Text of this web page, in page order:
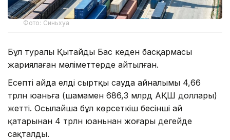
Фото: Синьхуа
Бұл туралы Қытайдың Бас кеден басқармасы
жариялаған мәліметтерде айтылған.
Есепті айда елдің сыртқы сауда айналымы 4,66
трлн юаньға (шамамен 686,3 млрд АҚШ доллары)
жетті. Осылайша бұл көрсеткіш бесінші ай
қатарынан 4 трлн юаньнан жоғары деңгейде
сақталды.